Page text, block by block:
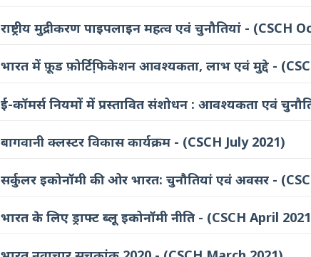
राष्ट्रीय मुद्रीकरण पाइपलाइन महत्व एवं चुनौतियां - (CSCH
भारत में फ़ूड फ़ोर्टिफि़केशन आवश्यकता, लाभ एवं मुद्दे -
ई-कॉमर्स नियमों में प्रस्तावित संशोधन : आवश्यकता एवं
बागवानी क्लस्टर विकास कार्यक्रम - (CSCH July 2021)
सर्कुलर इकोनॉमी की ओर भारत: चुनौतियां एवं अवसर -
भारत के लिए ड्राफ्ट ब्लू इकोनॉमी नीति - (CSCH April